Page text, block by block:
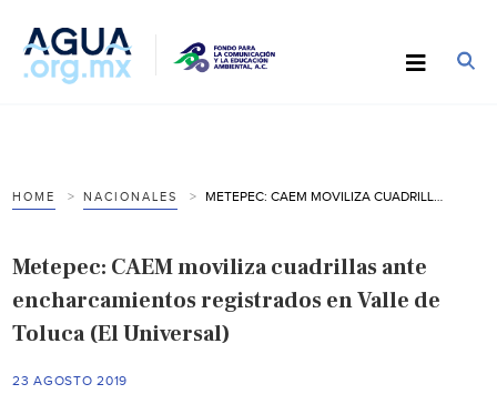
HOME NACIONALES
Metepec: CAEM moviliza cuadrillas ante
encharcamientos registrados en Valle de
Toluca (El Universal)
23 AGOSTO 2019